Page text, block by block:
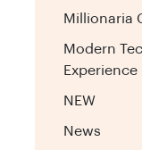
Millionaria
Modern
Experience
NEW
News